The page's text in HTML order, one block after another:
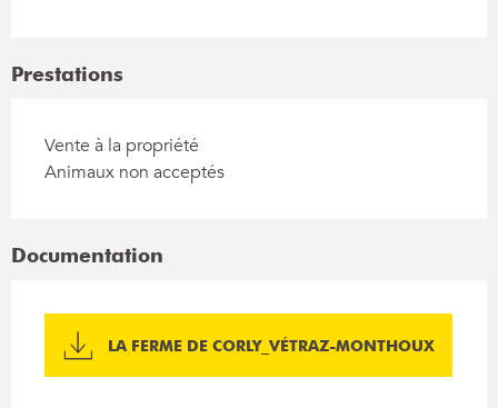
Prestations
Vente à la propriété
Animaux non acceptés
Documentation
LA FERME DE CORLY_VÉTRAZ-MONTHOUX